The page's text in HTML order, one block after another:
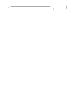
╭━━━━━━╮ 🏠
ミッション! カモ